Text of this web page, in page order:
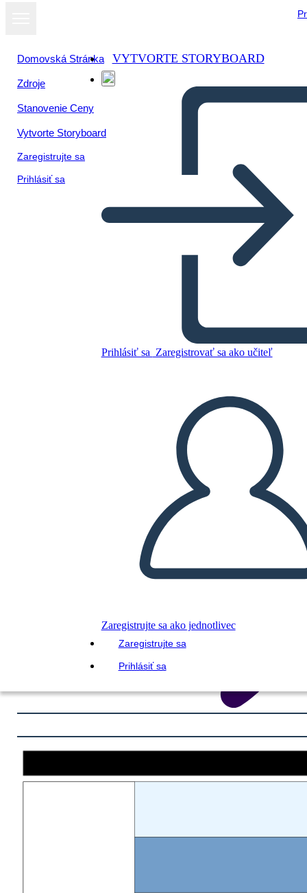
Domovská Stránka
Zdroje
Stanovenie Ceny
Vytvorte Storyboard
Zaregistrujte sa
Prihlásiť sa
VYTVORTE STORYBOARD
Prihlásiť sa Zaregistrovať sa ako učiteľ
Zaregistrujte sa ako jednotlivec
Zaregistrujte sa
Prihlásiť sa
Skopírujte tento Storyboard
PREHRAŤ PREZENTÁCIU
ČÍTAJ MI
Zobraziť ako
prezentáciu